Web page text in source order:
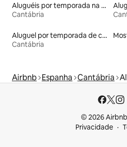
Aluguéis por temporada na orla
Cantábria
Aluguel por temporada de casas de veraneio
Cantábria
Airbnb Espanha Cantábria
© 2026
Privacidade